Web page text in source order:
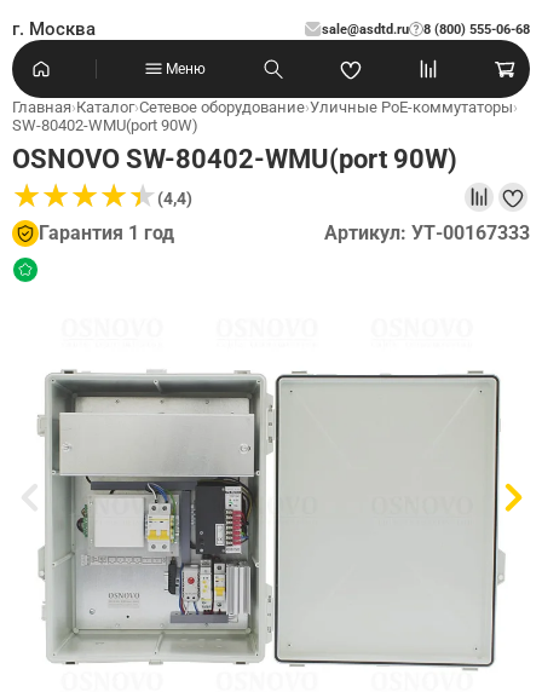
г. Москва sale@asdtd.ru 8 (800) 555-06-68
?
Меню
Главная›Каталог›Сетевое оборудование›Уличные PoE-коммутаторы›
SW-80402-WMU(port 90W)
OSNOVO SW-80402-WMU(port 90W)
★★★★★
★★★★★(4,4)
Гарантия 1 год Артикул: УТ-00167333